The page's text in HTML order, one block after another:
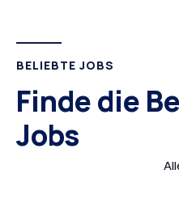
BELIEBTE JOBS
Finde die
Jobs